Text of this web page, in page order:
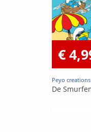
€
Peyo creations
De